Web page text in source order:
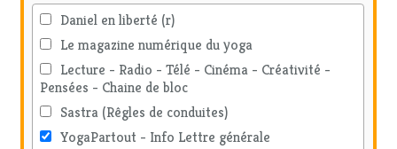
Daniel en liberté (r)
Le magazine numérique du yoga
Lecture - Radio - Télé - Cinéma - Créativité -
Pensées - Chaine de bloc
Sastra (Rêgles de conduites)
YogaPartout - Info Lettre générale